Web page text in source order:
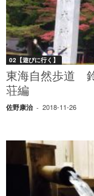
02【遊びに行く】
東海自然歩道
荘編
佐野康治 - 2018-11-26